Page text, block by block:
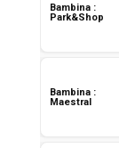
Bambina :
Park&Shop
Bambina :
Maestral